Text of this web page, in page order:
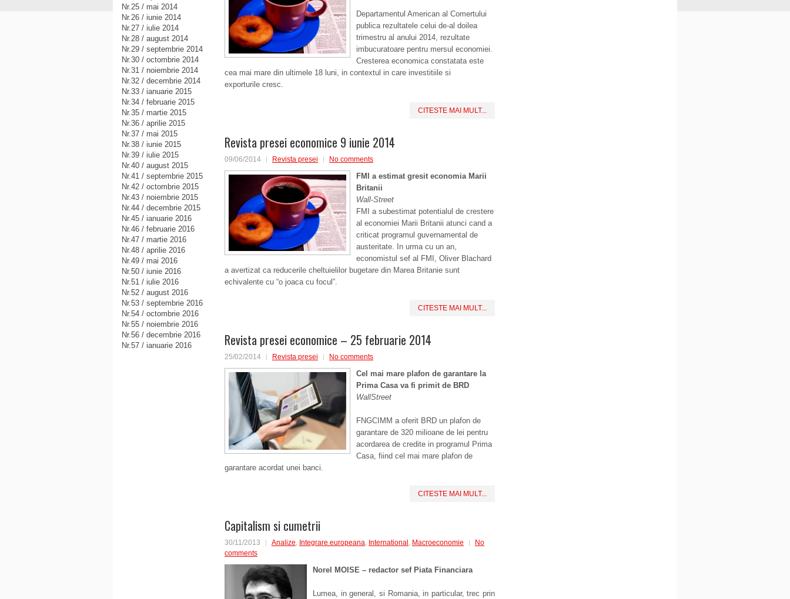
Departamentul American al Comertului
publica rezultatele celui de-al doilea
trimestru al anului 2014, rezultate
imbucuratoare pentru mersul economiei.
Cresterea economica constatata este
cea mai mare din ultimele 18 luni, in contextul in care investitiile si
exporturile cresc.
CITESTE MAI MULT...
Revista presei economice 9 iunie 2014
09/06/2014 Revista presei No comments
FMI a estimat gresit economia Marii
Britanii
Wall-Street
FMI a subestimat potentialul de crestere
al economiei Marii Britanii atunci cand a
criticat programul guvernamental de
austeritate. In urma cu un an,
economistul sef al FMI, Oliver Blachard
a avertizat ca reducerile cheltuielilor bugetare din Marea Britanie sunt
echivalente cu “o joaca cu focul”.
CITESTE MAI MULT...
Revista presei economice – 25 februarie 2014
25/02/2014 Revista presei No comments
Cel mai mare plafon de garantare la
Prima Casa va fi primit de BRD
WallStreet
FNGCIMM a oferit BRD un plafon de
garantare de 320 milioane de lei pentru
acordarea de credite in programul Prima
Casa, fiind cel mai mare plafon de
garantare acordat unei banci.
CITESTE MAI MULT...
Capitalism si cumetrii
30/11/2013 Analize, Integrare europeana, International , Macroeconomie
No
comments
Norel MOISE – redactor sef Piata Financiara
Lumea, in general, si Romania, in particular, trec prin
Nr.25 / mai 2014
Nr.26 / iunie 2014
Nr.27 / iulie 2014
Nr.28 / august 2014
Nr.29 / septembrie 2014
Nr.30 / octombrie 2014
Nr.31 / noiembrie 2014
Nr.32 / decembrie 2014
Nr.33 / ianuarie 2015
Nr.34 / februarie 2015
Nr.35 / martie 2015
Nr.36 / aprilie 2015
Nr.37 / mai 2015
Nr.38 / iunie 2015
Nr.39 / iulie 2015
Nr.40 / august 2015
Nr.41 / septembrie 2015
Nr.42 / octombrie 2015
Nr.43 / noiembrie 2015
Nr.44 / decembrie 2015
Nr.45 / ianuarie 2016
Nr.46 / februarie 2016
Nr.47 / martie 2016
Nr.48 / aprilie 2016
Nr.49 / mai 2016
Nr.50 / iunie 2016
Nr.51 / iulie 2016
Nr.52 / august 2016
Nr.53 / septembrie 2016
Nr.54 / octombrie 2016
Nr.55 / noiembrie 2016
Nr.56 / decembrie 2016
Nr.57 / ianuarie 2016